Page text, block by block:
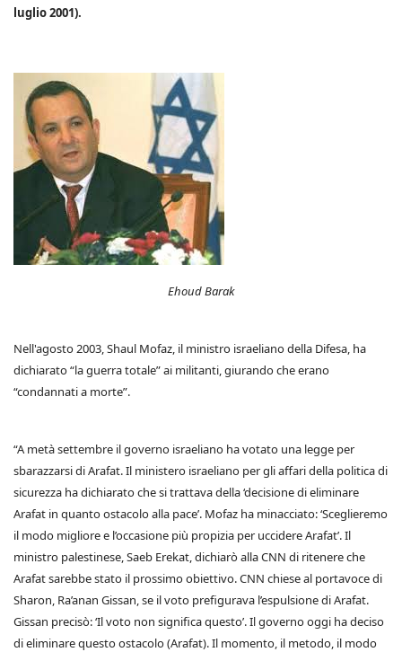
luglio 2001).
Ehoud Barak
Nell'agosto 2003, Shaul Mofaz, il ministro israeliano della Difesa, ha
dichiarato “la guerra totale” ai militanti, giurando che erano
“condannati a morte”.
“A metà settembre il governo israeliano ha votato una legge per
sbarazzarsi di Arafat. Il ministero israeliano per gli affari della politica di
sicurezza ha dichiarato che si trattava della ‘decisione di eliminare
Arafat in quanto ostacolo alla pace’. Mofaz ha minacciato: ‘Sceglieremo
il modo migliore e l’occasione più propizia per uccidere Arafat’. Il
ministro palestinese, Saeb Erekat, dichiarò alla CNN di ritenere che
Arafat sarebbe stato il prossimo obiettivo. CNN chiese al portavoce di
Sharon, Ra’anan Gissan, se il voto prefigurava l’espulsione di Arafat.
Gissan precisò: ‘Il voto non significa questo’. Il governo oggi ha deciso
di eliminare questo ostacolo (Arafat). Il momento, il metodo, il modo